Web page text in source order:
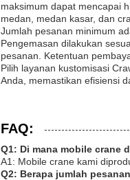
maksimum dapat mencapai
medan, medan kasar, dan
Jumlah pesanan minimum
Pengemasan dilakukan
pesanan. Ketentuan
Pilih layanan kustomisasi
Anda, memastikan efisiensi
FAQ:
Q1: Di mana mobile crane
A1: Mobile crane kami
Q2: Berapa jumlah